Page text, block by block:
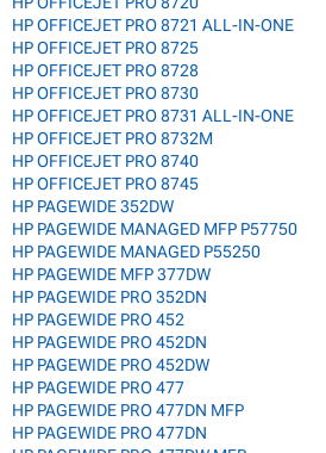
HP OFFICEJET PRO 8721 ALL-IN-ONE
HP OFFICEJET PRO 8725
HP OFFICEJET PRO 8728
HP OFFICEJET PRO 8730
HP OFFICEJET PRO 8731 ALL-IN-ONE
HP OFFICEJET PRO 8732M
HP OFFICEJET PRO 8740
HP OFFICEJET PRO 8745
HP PAGEWIDE 352DW
HP PAGEWIDE MANAGED MFP P57750
HP PAGEWIDE MANAGED P55250
HP PAGEWIDE MFP 377DW
HP PAGEWIDE PRO 352DN
HP PAGEWIDE PRO 452
HP PAGEWIDE PRO 452DN
HP PAGEWIDE PRO 452DW
HP PAGEWIDE PRO 477
HP PAGEWIDE PRO 477DN MFP
HP PAGEWIDE PRO 477DN